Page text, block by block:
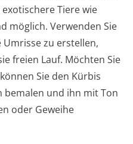
Tiere wie
möglich. Verwenden Sie
zu erstellen,
freien Lauf. Möchten Sie
Sie den Kürbis
bemalen und ihn mit Ton
oder Geweihe